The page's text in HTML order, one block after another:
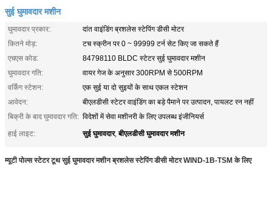
सुई घुमावदार मशीन
घुमावदार प्रकार:
दांत वाइंडिंग ब्रशलेस स्टेपिंग डीसी मोटर
कितने मोड़:
टच स्क्रीन पर 0 ~ 99999 टर्न सेट किए जा सकते हैं
एचएस कोड:
84798110 BLDC स्टेटर सुई घुमावदार मशीन
घुमावदार गति:
वायर गेज के अनुसार 300RPM से 500RPM
वर्किंग स्टेशन:
एक सुई या दो सुइयों के साथ एकल स्टेशन
आवेदन:
बीएलडीसी स्टेटर वाइंडिंग का बड़े पैमाने पर उत्पादन, पायलट रन नहीं
बिक्री के बाद घुमावदार गति: विदेशों में सेवा मशीनरी के लिए उपलब्ध इंजीनियर्स
हाई लाइट:
सुई घुमावदार,बीएलडीसी घुमावदार मशीन
म्यूटी पोल्स स्टेटर टूथ सुई घुमावदार मशीन ब्रशलेस स्टेपिंग डीसी मोटर WIND-1B-TSM के लिए